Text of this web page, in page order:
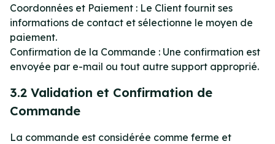
Coordonnées et Paiement : Le Client fournit ses
informations de contact et sélectionne le moyen de
paiement.
Confirmation de la Commande : Une confirmation est
envoyée par e-mail ou tout autre support approprié.
3.2 Validation et Confirmation de
Commande
La commande est considérée comme ferme et